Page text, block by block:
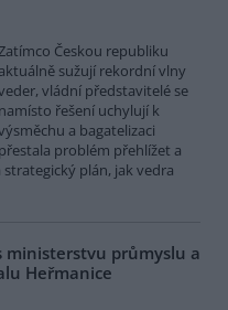
Českou republiku
aktuálně sužují rekordní vlny
vládní představitelé se
namísto řešení uchylují k
a bagatelizaci
problém přehlížet a
plán, jak vedra
ministerstvu průmyslu a
Heřmanice